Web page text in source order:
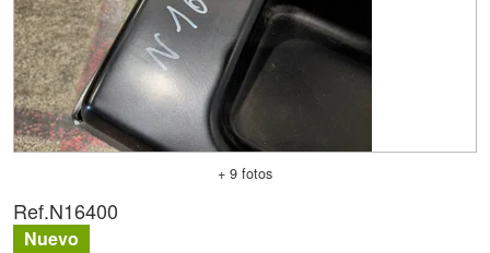
+ 9 fotos
Ref.N16400
Nuevo